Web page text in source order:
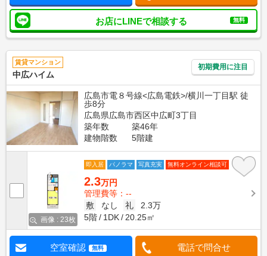
お店にLINEで相談する 無料
賃貸マンション
中広ハイム
初期費用に注目
広島市電８号線<広島電鉄>/横川一丁目駅 徒
歩8分
広島県広島市西区中広町3丁目
築年数
築46年
建物階数
5階建
画像 : 23枚
即入居 パノラマ 写真充実 無料オンライン相談可
2.3万円
管理費等：--
敷
なし 礼
2.3万
5階
1DK 20.25㎡
空室確認 無料 電話で問合せ